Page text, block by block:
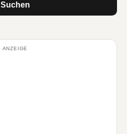
Suchen
ANZEIGE